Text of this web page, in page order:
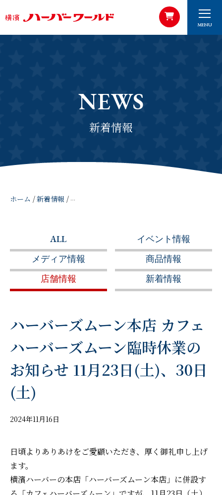
MENU
NEWS
新着情報
ホーム /新着情報 / ハーバーズムーン本店 カフェハーバーズムーン
ALL
イベント情報
メディア情報
商品情報
店舗情報
新着情報
ハーバーズムーン本店 カフェ
ハーバーズムーン臨時休業の
お知らせ 11月23日(土)、30日
(土)
2024年11月16日
日頃よりありあけをご愛顧いただき、厚く御礼申し上げ
ます。
横濱ハーバーの本店「ハーバーズムーン本店」に併設す